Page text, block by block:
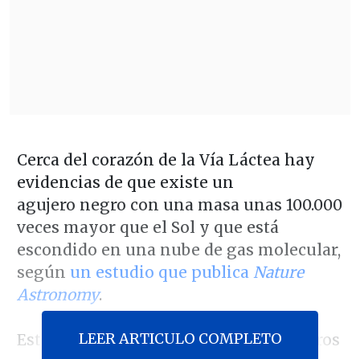
Cerca del corazón de la Vía Láctea hay
evidencias de que existe un
agujero negro con una masa unas 100.000
veces mayor que el Sol y que está
escondido en una nube de gas molecular,
según un estudio que publica Nature
Astronomy.
Este podría ser uno de los pocos agujeros
LEER ARTICULO COMPLETO